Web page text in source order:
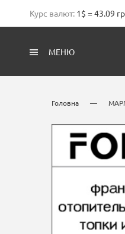
Курс валют: 1$ = 43.09
МЕНЮ
Головна —